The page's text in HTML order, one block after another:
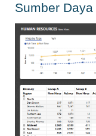
Sumber Daya